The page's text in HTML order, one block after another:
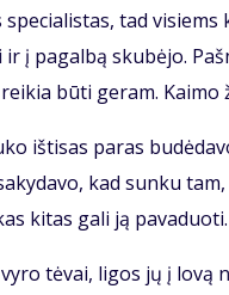
tad
į pa­gal­bą sku­bė­jo.
bū­ti ge­ram.
iš­ti­sas pa­ras
kad sun­ku
ki­tas ga­li ją pa­va­duo­ti.
tė­vai, li­gos jų į